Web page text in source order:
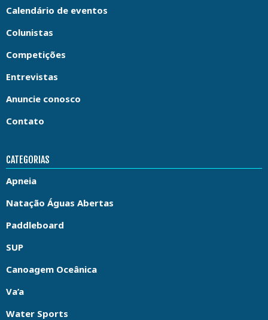
Calendário de eventos
Colunistas
Competições
Entrevistas
Anuncie conosco
Contato
CATEGORIAS
Apneia
Natação Águas Abertas
Paddleboard
SUP
Canoagem Oceânica
Va’a
Water Sports